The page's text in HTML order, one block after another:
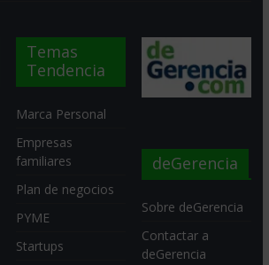
Temas
Tendencia
Marca Personal
Empresas
familiares
Plan de negocios
PYME
Startups
deGerencia
Sobre deGerencia
Contactar a
deGerencia